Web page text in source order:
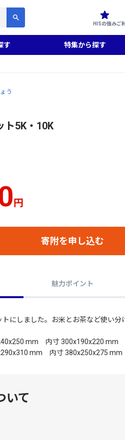
HISの強みご
す 特集から探す
う
ト5K・10K
円
寄附を申し込む
魅力ポイント
にしました。お米とお茶など使い分
mm 内寸 300x190x220 mm
mm 内寸 380x250x275 mm
いて